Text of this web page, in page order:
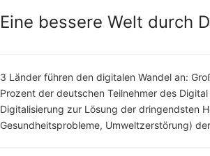
Eine bessere Welt durch
3 Länder führen den digitalen Wandel an:
Prozent der deutschen Teilnehmer des
Digitalisierung zur Lösung der dringendsten
Gesundheitsprobleme, Umweltzerstörung)